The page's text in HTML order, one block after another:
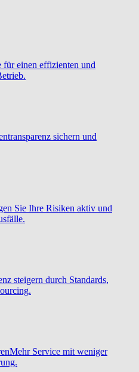
für einen effizienten und
sichern und
Sie Ihre Risiken aktiv und
steigern durch Standards,
Mehr Service mit weniger